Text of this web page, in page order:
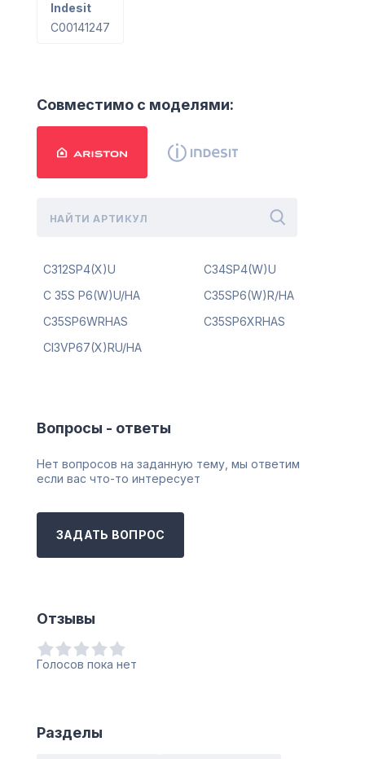
Indesit
C00141247
Совместимо с моделями:
C312SP4(X)U C34SP4(W)U
C 35S P6(W)U/HA
C35SP6(W)R/HA
C35SP6WRHAS
C35SP6XRHAS
CI3VP67(X)RU/HA
Вопросы - ответы
Нет вопросов на заданную тему, мы ответим
если вас что-то интересует
ЗАДАТЬ ВОПРОС
Отзывы
Голосов пока нет
Разделы